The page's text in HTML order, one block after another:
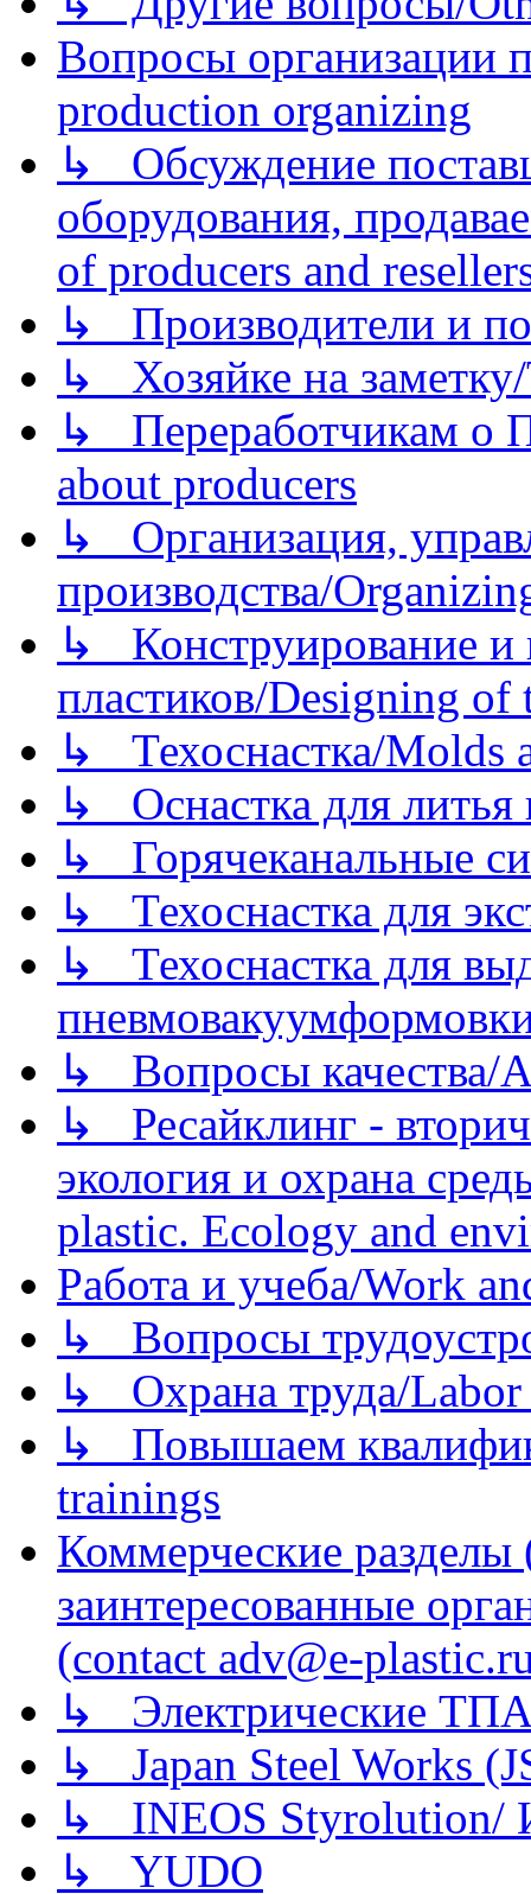
Вопросы организации
production organizing
↳ Обсуждение
оборудования,
of producers and
↳ Производители и
↳ Хозяйке на
↳ Переработчикам о
about producers
↳ Организация,
производства/
↳ Конструирование и
пластиков/Designing of
↳ Техоснастка/Molds
↳ Оснастка для литья
↳ Горячеканальные
↳ Техоснастка для
↳ Техоснастка для
↳ Вопросы качества/
↳ Ресайклинг -
экология и охрана
plastic. Ecology and
Работа и учеба/Work
↳ Вопросы
↳ Охрана труда/Labor
↳ Повышаем
trainings
Коммерческие
заинтересованные
(contact adv@e-
↳ Электрические
↳ Japan Steel Works
↳ INEOS
↳ YUDO